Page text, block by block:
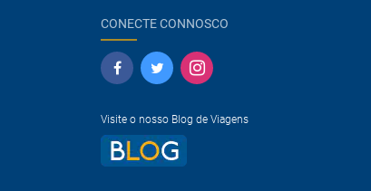
CONECTE CONNOSCO
Visite o nosso Blog de Viagens